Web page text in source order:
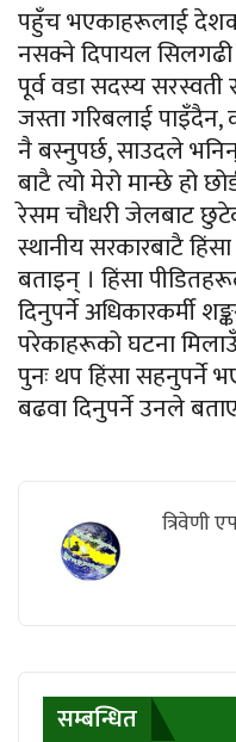
पहुँच भएकाहरूलाई
नसक्ने दिपायल
पूर्व वडा सदस्य सरस्वती
जस्ता गरिबलाई पाइँदैन,
नै बस्नुपर्छ, साउदले
बाटै त्यो मेरो मान्छे हो
रेसम चौधरी जेलबाट
स्थानीय सरकारबाटै
बताइन् । हिंसा
दिनुपर्ने अधिकारकर्मी
परेकाहरूको घटना
पुनः थप हिंसा सहनुपर्ने
बढवा दिनुपर्ने उनले
त्रिवेणी
सम्बन्धित